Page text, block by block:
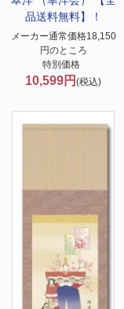
品送料無料】！
メーカー通常価格18,150
円のところ
特別価格
10,599円(税込)